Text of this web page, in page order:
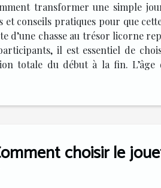
transformer une simple
et conseils pratiques pour que
d’une chasse au trésor licorne
il est essentiel de
totale du début à la fin.
choisir le